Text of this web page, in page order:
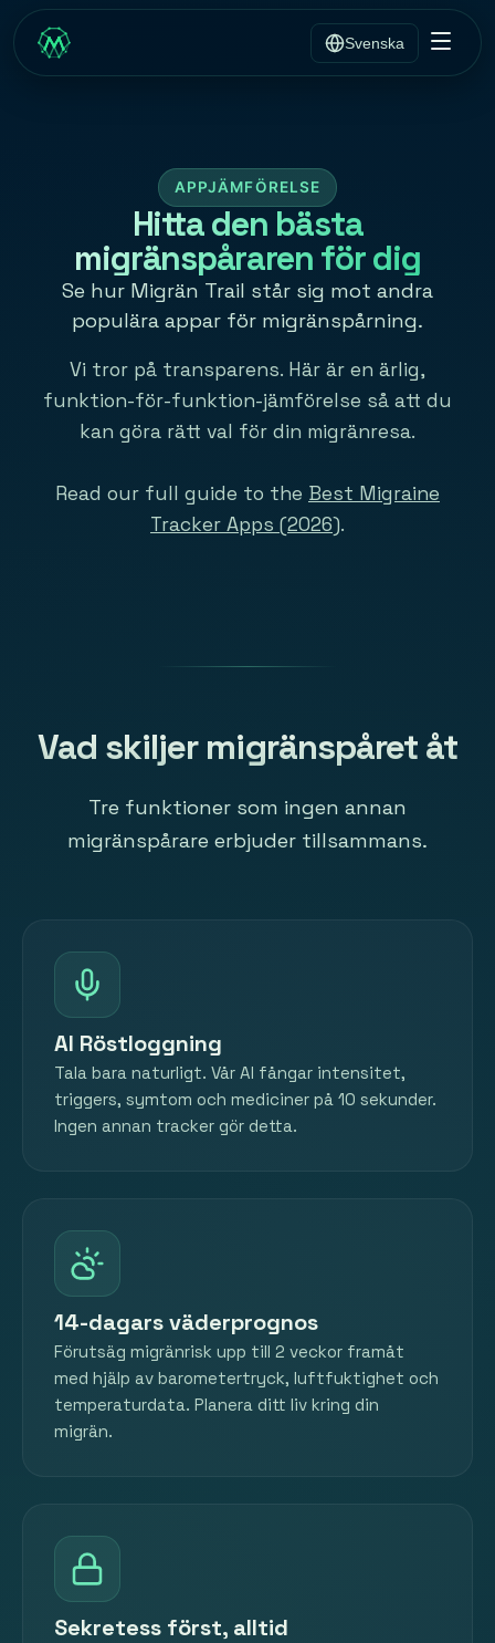
Svenska
APPJÄMFÖRELSE
Hitta den bästa
migränspåraren för dig
Se hur Migrän Trail står sig mot andra
populära appar för migränspårning.
Vi tror på transparens. Här är en ärlig,
funktion-för-funktion-jämförelse så att du
kan göra rätt val för din migränresa.
Read our full guide to the Best Migraine
Tracker Apps (2026).
Vad skiljer migränspåret åt
Tre funktioner som ingen annan
migränspårare erbjuder tillsammans.
AI Röstloggning
Tala bara naturligt. Vår AI fångar intensitet,
triggers, symtom och mediciner på 10 sekunder.
Ingen annan tracker gör detta.
14-dagars väderprognos
Förutsäg migränrisk upp till 2 veckor framåt
med hjälp av barometertryck, luftfuktighet och
temperaturdata. Planera ditt liv kring din
migrän.
Sekretess först, alltid